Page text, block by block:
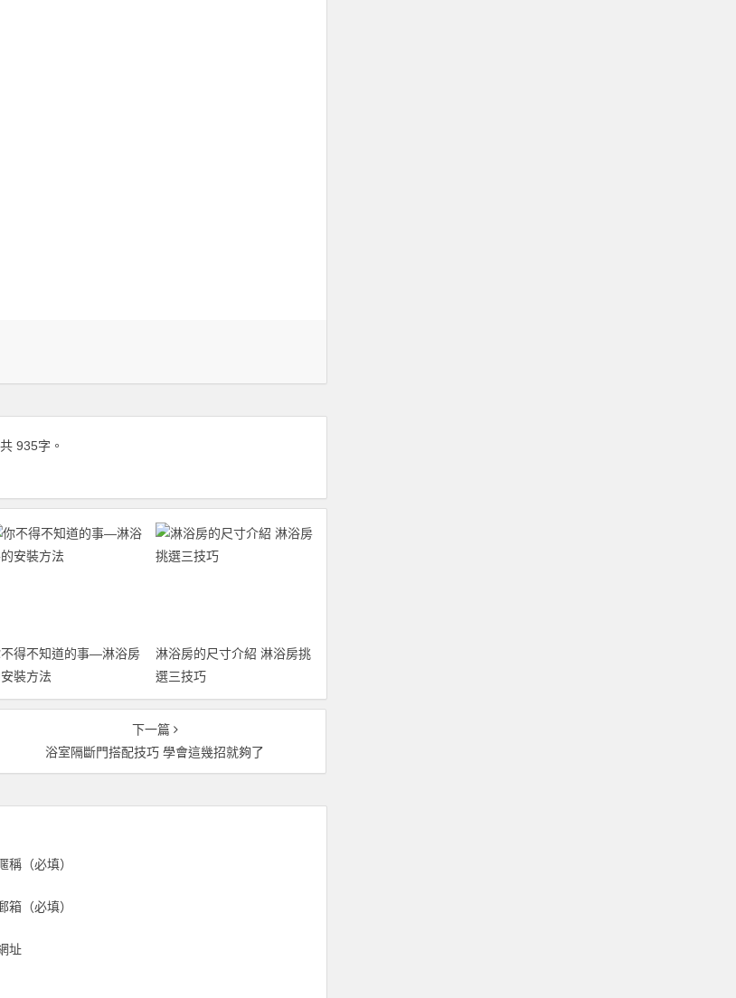
935字。
得不知道的事—淋浴房
裝方法
淋浴房的尺寸介紹 淋浴房挑
選三技巧
下一篇
浴室隔斷門搭配技巧 學會這幾招就夠了
稱（必填）
箱（必填）
址